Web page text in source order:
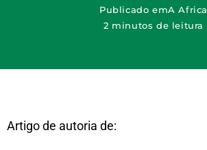
Publicado emA Africa
2 minutos de leitura
Artigo de autoria de: